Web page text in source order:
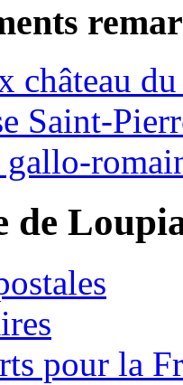
château
Saint-
de
pour la